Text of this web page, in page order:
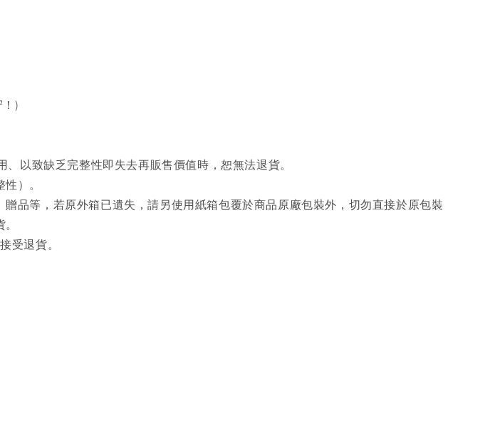
)
以致缺乏完整性即失去再販售價值時，恕無法退貨。
）。
品等，若原外箱已遺失，請另使用紙箱包覆於商品原廠包裝外，切勿直接於原包裝
受退貨。